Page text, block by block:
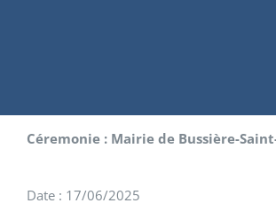
Céremonie : Mairie de Bussière-
Date : 17/06/2025